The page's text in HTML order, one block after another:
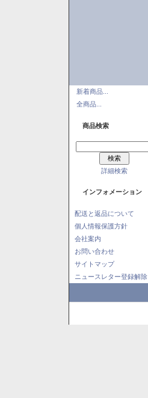
新着商品...
全商品...
商品検索
詳細検索
インフォメーション
配送と返品について
個人情報保護方針
会社案内
お問い合わせ
サイトマップ
ニュースレター登録解除